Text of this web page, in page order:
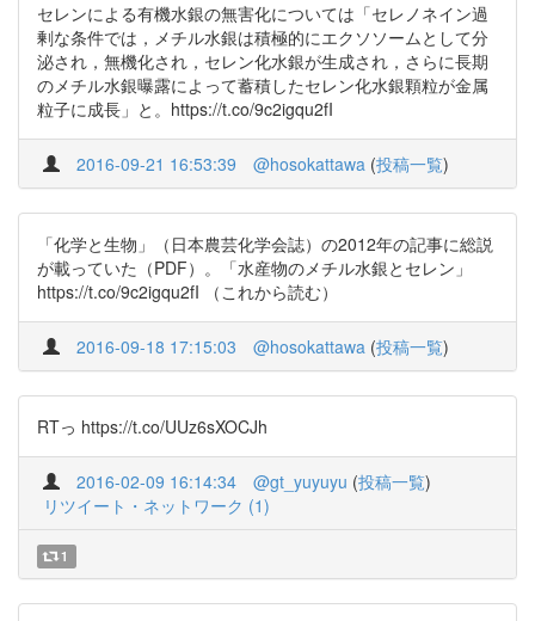
セレンによる有機水銀の無害化については「セレノネイン過
剰な条件では，メチル水銀は積極的にエクソソームとして分
泌され，無機化され，セレン化水銀が生成され，さらに長期
のメチル水銀曝露によって蓄積したセレン化水銀顆粒が金属
粒子に成長」と。https://t.co/9c2igqu2fI
2016-09-21 16:53:39 @hosokattawa (投稿一覧)
「化学と生物」（日本農芸化学会誌）の2012年の記事に総説
が載っていた（PDF）。「水産物のメチル水銀とセレン」
https://t.co/9c2igqu2fI （これから読む）
2016-09-18 17:15:03 @hosokattawa (投稿一覧)
RTっ https://t.co/UUz6sXOCJh
2016-02-09 16:14:34 @gt_yuyuyu (投稿一覧)
リツイート・ネットワーク (1)
1